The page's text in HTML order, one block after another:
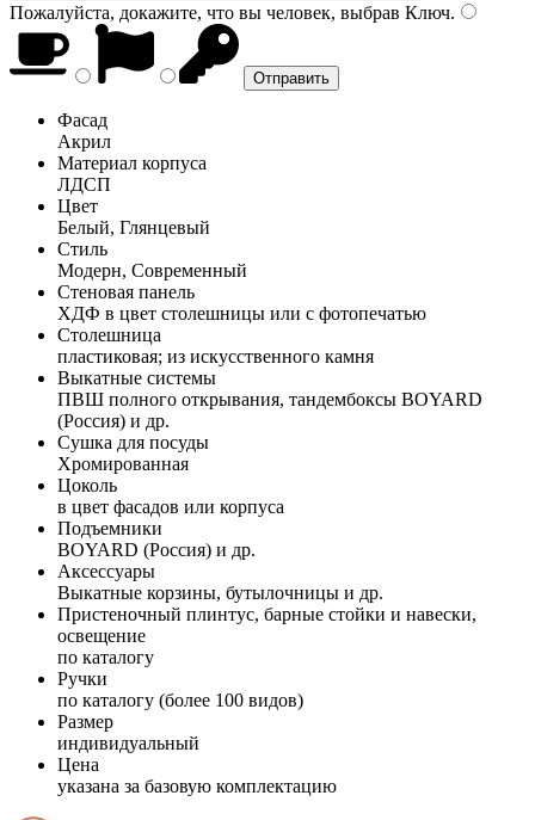
Пожалуйста, докажите, что вы человек, выбрав Ключ.
Фасад
Акрил
Материал корпуса
ЛДСП
Цвет
Белый, Глянцевый
Стиль
Модерн, Современный
Стеновая панель
ХДФ в цвет столешницы или с фотопечатью
Столешница
пластиковая; из искусственного камня
Выкатные системы
ПВШ полного открывания, тандембоксы BOYARD
(Россия) и др.
Сушка для посуды
Хромированная
Цоколь
в цвет фасадов или корпуса
Подъемники
BOYARD (Россия) и др.
Аксессуары
Выкатные корзины, бутылочницы и др.
Пристеночный плинтус, барные стойки и навески,
освещение
по каталогу
Ручки
по каталогу (более 100 видов)
Размер
индивидуальный
Цена
указана за базовую комплектацию